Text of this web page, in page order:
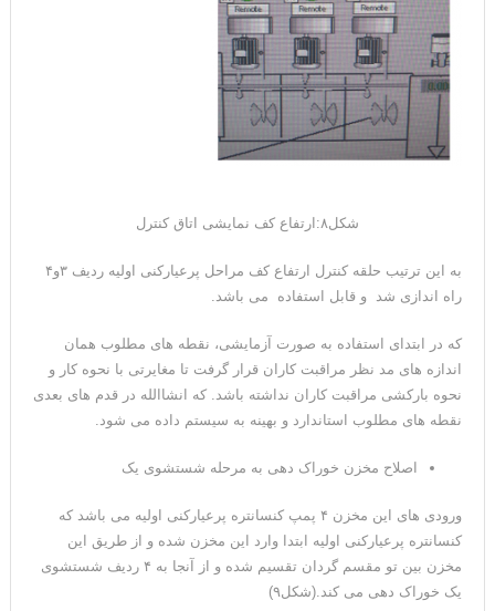
شکل۸:ارتفاع کف نمایشی اتاق کنترل
به این ترتیب حلقه کنترل ارتفاع کف مراحل پرعیارکنی اولیه ردیف ۳و۴
راه اندازی شد و قابل استفاده می باشد.
که در ابتدای استفاده به صورت آزمایشی، نقطه های مطلوب همان
اندازه های مد نظر مراقبت کاران قرار گرفت تا مغایرتی با نحوه کار و
نحوه بارکشی مراقبت کاران نداشته باشد. که انشاالله در قدم های بعدی
نقطه های مطلوب استاندارد و بهینه به سیستم داده می شود.
اصلاح مخزن خوراک دهی به مرحله شستشوی یک
ورودی های این مخزن ۴ پمپ کنسانتره پرعیارکنی اولیه می باشد که
کنسانتره پرعیارکنی اولیه ابتدا وارد این مخزن شده و از طریق این
مخزن بین تو مقسم گردان تقسیم شده و از آنجا به ۴ ردیف شستشوی
یک خوراک دهی می کند.(شکل۹)